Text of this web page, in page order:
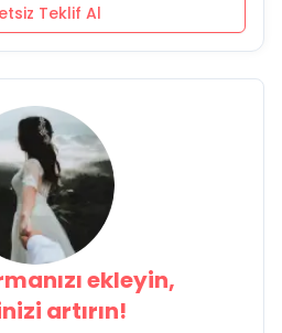
Teklif Al
ekleyin,
artırın!